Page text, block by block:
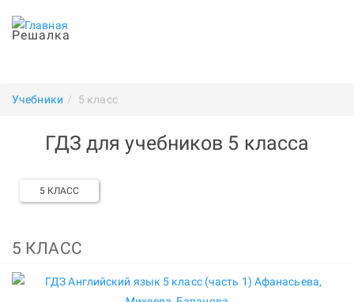
Решалка
Учебники 5 класс
ГДЗ для учебников 5 класса
5 КЛАСС
5 КЛАСС